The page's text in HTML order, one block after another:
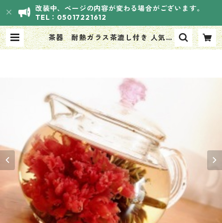
改装中、ページの内容が変わる場合がございます。
TEL：05017221612
茶器 耐熱ガラス茶漉し付き 人気ピ
ンクポット 1つ | HANASOUVI